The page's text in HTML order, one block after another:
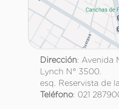
Dirección: Avenida
Lynch N° 3500.
esq. Reservista de
Teléfono: 021